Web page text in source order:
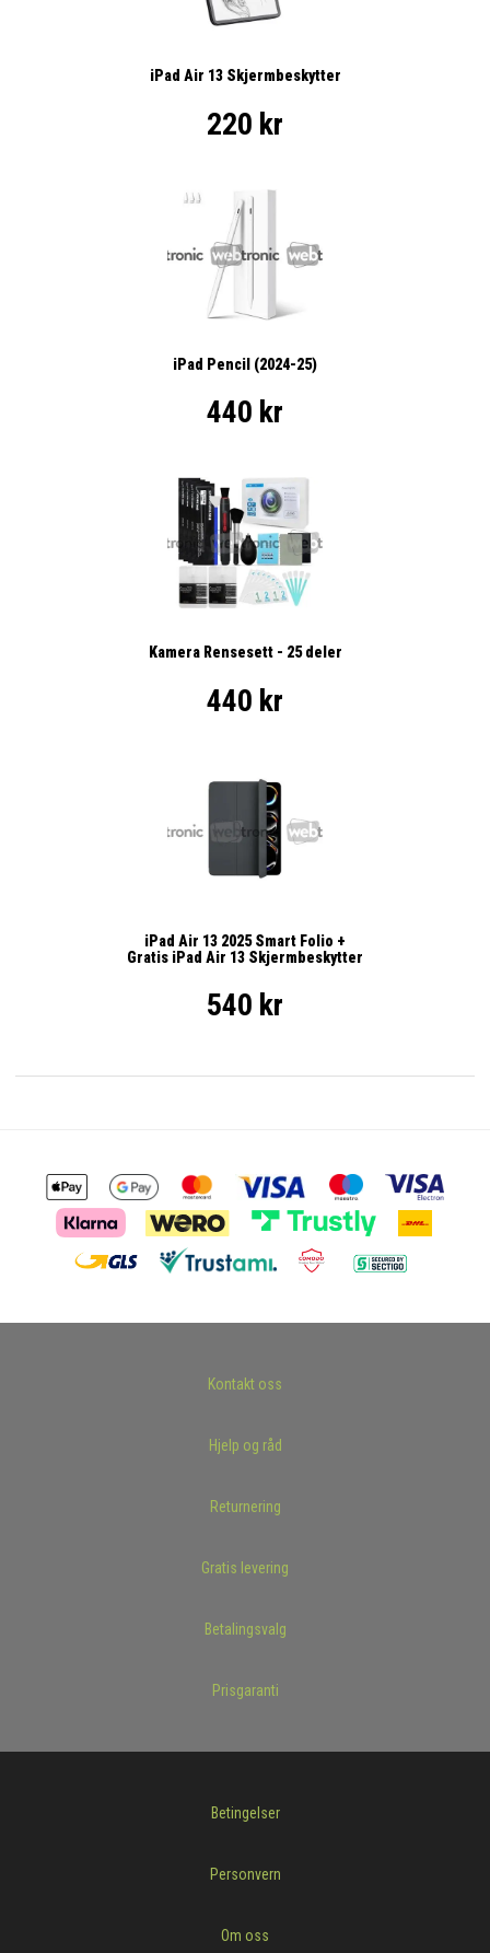
iPad Air 13 Skjermbeskytter
220 kr
iPad Pencil (2024-25)
440 kr
Kamera Rensesett - 25 deler
440 kr
iPad Air 13 2025 Smart Folio +
Gratis iPad Air 13 Skjermbeskytter
540 kr
Kontakt oss
Hjelp og råd
Returnering
Gratis levering
Betalingsvalg
Prisgaranti
Betingelser
Personvern
Om oss